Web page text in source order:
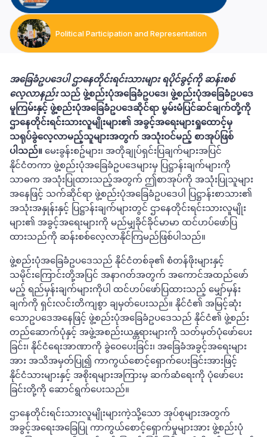
အခြေခံဥပဒေပါ ဌာနေတိုင်းရင်းသားများ ရပိုင်ခွင့်ကို ဆန်းစစ်
လေ့လာနည်းသည် ဖွဲ့စည်းပုံအခြေခံဥပဒေ၊ ဖွဲ့စည်းပုံအခြေခံဥပဒေ
မူကြမ်းနှင့် ဖွဲ့စည်းပုံအခြေခံဥပ‌ဒေဆိုင်ရာ မွမ်းမံပြင်ဆင်ချက်တို့ကို
ဌာနေတိုင်းရင်းသားလူမျိုးများ၏ အခွင့်အရေးများရှုထောင့်မှ
သရုပ်ခွဲလေ့လာမည့်သူများအတွက် အသုံးဝင်မည့် စာအုပ်ဖြစ်
ပါသည်။ မေးခွန်းစဥ်များ၊ အတိုချုပ်ရှင်းပြချက်များအပြင်
နိုင်ငံတကာ ဖွဲ့စည်းပုံအခြေခံဥပ‌ဒေများမှ ပြဋ္ဌာန်းချက်များကို
သာဓက အသုံးပြုထားသည့်အတွက် ဤစာအုပ်ကို အသုံးပြုသူများ
အနေဖြင့် သက်ဆိုင်ရာ ဖွဲ့စည်းပုံအခြေခံဥပဒေပါ ပြဋ္ဌာန်းစာသား၏
အသုံးအနှုန်းနှင့် ပြဋ္ဌာန်းချက်များတွင် ဌာနေတိုင်းရင်းသားလူမျိုး
များ၏ အခွင့်အရေးများကို မည်မျှခိုင်ခိုင်မာမာ ထင်ဟပ်ဖော်ပြ
ထားသည်ကို ဆန်းစစ်လေ့လာနိုင်ကြမည်ဖြစ်ပါသည်။
ဖွဲ့စည်းပုံအခြေခံဥပဒေသည် နိုင်ငံတစ်ခု၏ စံတန်ဖိုးများနှင့်
သမိုင်းကြောင်းတို့အပြင် အနာဂတ်အတွက် အကောင်အထည်ဖော်
မည့် ရည်မှန်းချက်များကိုပါ ထင်ဟပ်ဖော်ပြထားသည့် မျှော်မှန်း
ချက်ကို ရှင်းလင်းတိကျစွာ ချမှတ်ပေးသည်။ နိုင်ငံ၏ အမြင့်ဆုံး
သောဥပဒေအနေဖြင့် ဖွဲ့စည်းပုံအခြေခံဥပဒေသည် နိုင်ငံ၏ ဖွဲ့စည်း
တည်ဆောက်ပုံနှင့် အဖွဲ့အစည်းယန္တရားများကို သတ်မှတ်ပုံဖော်ပေး
ခြင်း၊ နိုင်ငံရေးအာဏာကို ခွဲဝေပေးခြင်း၊ အခြေခံအခွင့်အရေးများ
အား အသိအမှတ်ပြု၍ ကာကွယ်စောင့်ရှောက်ပေးခြင်းအားဖြင့်
နိုင်ငံသားများနှင့် အစိုးရများအကြားမှ ဆက်ဆံရေးကို ပုံဖော်ပေး
ခြင်းတို့ကို ဆောင်ရွက်ပေးသည်။
ဌာနေတိုင်းရင်းသားလူမျိုးများကဲ့သို့သော အုပ်စုများအတွက်
အခွင့်အရေးအခြေပြု ကာကွယ်စောင့်ရှောက်မှုများအား ဖွဲ့စည်းပုံ
Political Participation and Representation